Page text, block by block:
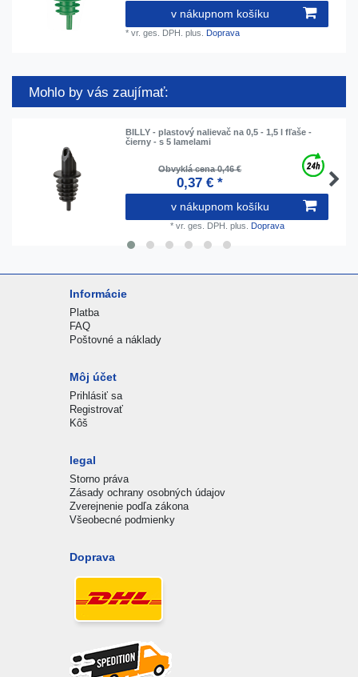
v nákupnom košíku
*vr. ges. DPH. plus. Doprava
Mohlo by vás zaujímať:
BILLY - plastový nalievač na 0,5 - 1,5 l fľaše -
čierny - s 5 lamelami
Obvyklá cena 0,46 €
0,37 € *
v nákupnom košíku
* vr. ges. DPH. plus. Doprava
Informácie
Platba
FAQ
Poštovné a náklady
Môj účet
Prihlásiť sa
Registrovať
Kôš
legal
Storno práva
Zásady ochrany osobných údajov
Zverejnenie podľa zákona
Všeobecné podmienky
Doprava